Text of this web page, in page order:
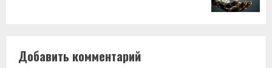
Добавить комментарий